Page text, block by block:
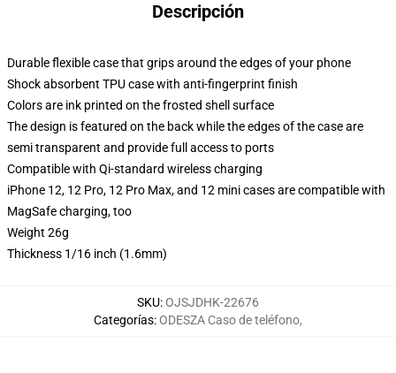
Descripción
Durable flexible case that grips around the edges of your phone
Shock absorbent TPU case with anti-fingerprint finish
Colors are ink printed on the frosted shell surface
The design is featured on the back while the edges of the case are
semi transparent and provide full access to ports
Compatible with Qi-standard wireless charging
iPhone 12, 12 Pro, 12 Pro Max, and 12 mini cases are compatible with
MagSafe charging, too
Weight 26g
Thickness 1/16 inch (1.6mm)
SKU:OJSJDHK-22676
Categorías:ODESZA Caso de teléfono,